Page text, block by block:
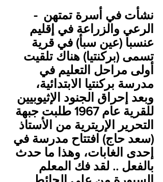
‎- نشأت في أسرة تمتهن
الرعي والزراعة في إقليم
عنسبا (عين سبأ) في قرية
تسمى (بركنتيا) هناك تلقيت
أولى مراحل التعليم في
مدرسة بركنتيا الابتدائية،
وبعد إحراق الجنود الإثيوبيين
للقرية عام 1967 طلبت جبهة
التحرير الإريترية من الأستاذ
(سعد حاج) افتتاح مدرسة في
إحدى الغابات، وهذا ما حدث
بالفعل .. لقد فك المعلم